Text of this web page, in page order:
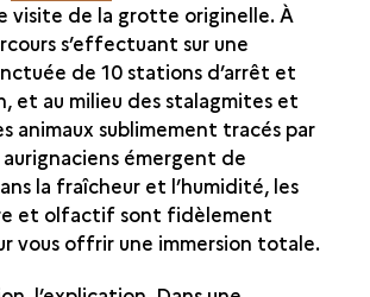
visite de la grotte originelle. À
s’effectuant sur une
de 10 stations d’arrêt et
et au milieu des stalagmites et
animaux sublimement tracés par
émergent de
la fraîcheur et l’humidité, les
et olfactif sont fidèlement
vous offrir une immersion totale.